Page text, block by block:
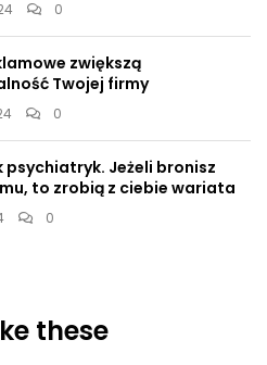
0
zwiększą
Twojej firmy
0
psychiatryk. Jeżeli bronisz
to zrobią z ciebie wariata
0
these